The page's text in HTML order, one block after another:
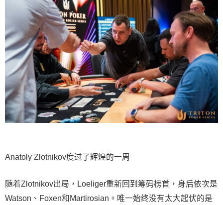
Anatoly Zlotnikov度过了辉煌的一周
随着Zlotnikov出局，Loeliger重新回到筹码榜首，身后依次是
Watson、Foxen和Martirosian。唯一始终没有太大起伏的是